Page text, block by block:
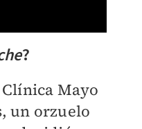
?
Mayo
un orzuelo